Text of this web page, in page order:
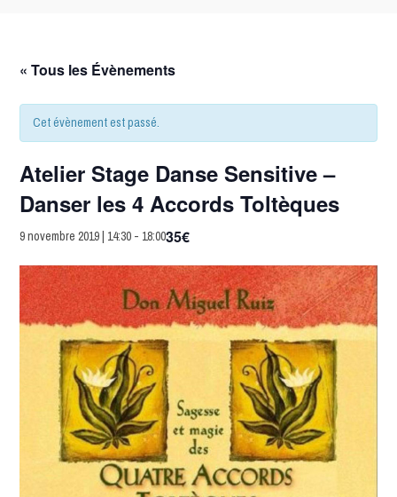
« Tous les Évènements
Cet évènement est passé.
Atelier Stage Danse Sensitive –
Danser les 4 Accords Toltèques
9 novembre 2019 | 14:30 - 18:0035€